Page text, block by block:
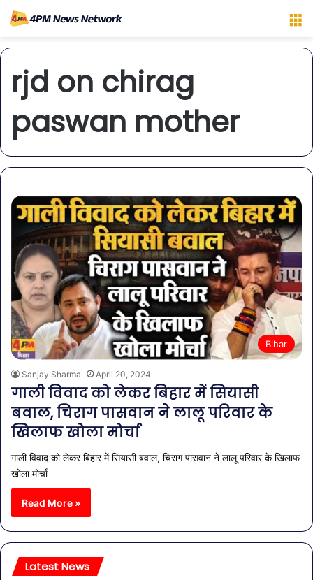
rjd on chirag
paswan mother
Bihar
Sanjay Sharma April 20, 2024
गाली विवाद को लेकर बिहार में सियासी
बवाल, चिराग पासवान ने लालू परिवार के
खिलाफ खोला मोर्चा
गाली विवाद को लेकर बिहार में सियासी बवाल, चिराग पासवान ने लालू परिवार के खिलाफ
खोला मोर्चा
Read More »
Latest News